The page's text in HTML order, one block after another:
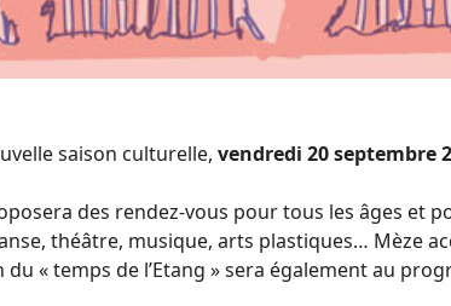
saison culturelle,vendredi 20 septembre
des rendez-vous pour tous les âges et
théâtre, musique, arts plastiques… Mèze
« temps de l’Etang » sera également au